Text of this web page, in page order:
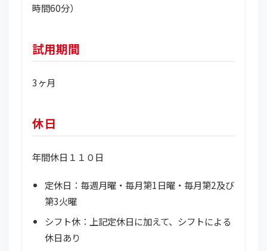
時間60分）
試用期間
3ヶ月
休日
年間休日１１０日
定休日：毎週月曜・毎月第1日曜・毎月第2及び
第3火曜
シフト休：上記定休日に加えて、シフトによる
休日あり